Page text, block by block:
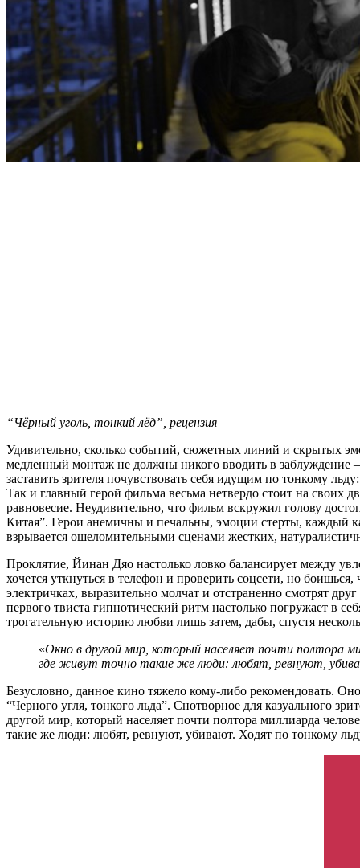
“Чёрный уголь, тонкий лёд”, рецензия
Удивительно, сколько событий, сюжетных линий и скрытых
медленный монтаж не должны никого вводить в заблуждение
заставить зрителя почувствовать себя идущим по тонкому
Так и главный герой фильма весьма нетвердо стоит на своих
равновесие. Неудивительно, что фильм вскружил голову
Китая”. Герои анемичны и печальны, эмоции стерты, каждый
взрывается ошеломительными сценами жестких,
Проклятие, Йинан Дяо настолько ловко балансирует между
хочется уткнуться в телефон и проверить соцсети, но
электричках, выразительно молчат и отстраненно смотрят
первого твиста гипнотический ритм настолько погружает в
трогательную историю любви лишь затем, дабы, спустя
«Окно в другой мир, который населяет почти полтора
где живут точно такие же люди: любят, ревнуют,
Безусловно, данное кино тяжело кому-либо рекомендовать.
“Черного угля, тонкого льда”. Снотворное для казуального
другой мир, который населяет почти полтора миллиарда
такие же люди: любят, ревнуют, убивают. Ходят по тонкому